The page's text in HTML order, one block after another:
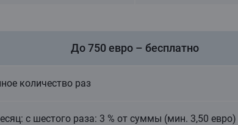
До 750 евро – бесплатно
количество раз
с шестого раза: 3 % от суммы (мин. 3,50 евро)